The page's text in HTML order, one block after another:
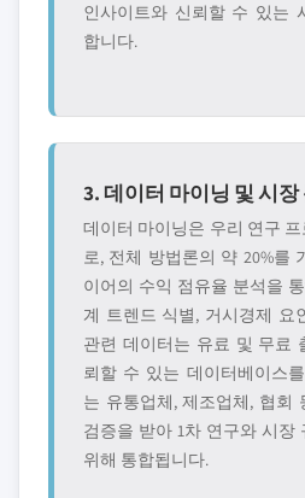
인사이트와 신뢰할 수 있는
합니다.
3. 데이터 마이닝 및 시장
데이터 마이닝은 우리 연구
로, 전체 방법론의 약 20%를
이어의 수익 점유율 분석을
계 트렌드 식별, 거시경제 요
관련 데이터는 유료 및 무료
뢰할 수 있는 데이터베이스
는 유통업체, 제조업체, 협회
검증을 받아 1차 연구와 시장
위해 통합됩니다.